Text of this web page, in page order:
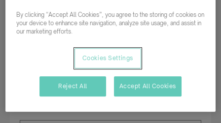
Parcial rotativo
Temporal/Mat./Sustitución/...
Salario según experiencia
By clicking “Accept All Cookies”, you agree to the storing of cookies on
your device to enhance site navigation, analyze site usage, and assist in
our marketing efforts.
Cookies Settings
Reject All Accept All Cookies